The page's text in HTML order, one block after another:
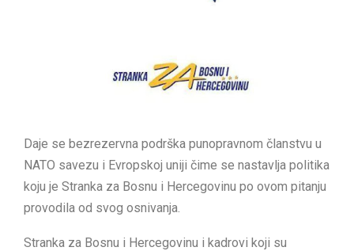
Daje se bezrezervna podrška punopravnom članstvu u
NATO savezu i Evropskoj uniji čime se nastavlja politika
koju je Stranka za Bosnu i Hercegovinu po ovom pitanju
provodila od svog osnivanja.
Stranka za Bosnu i Hercegovinu i kadrovi koji su